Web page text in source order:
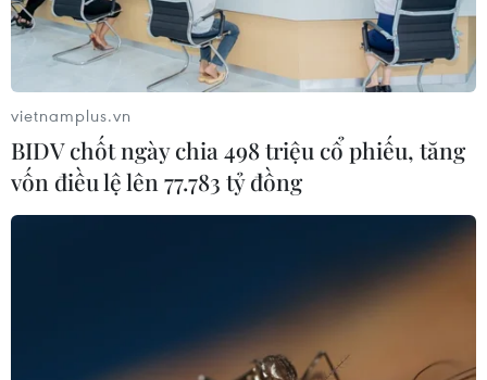
#Đoàn Thể thao Việt Nam
#Đại hội Thể thao châu Á 2023
vietnamplus.vn
BIDV chốt ngày chia 498 triệu cổ phiếu, tăng
vốn điều lệ lên 77.783 tỷ đồng